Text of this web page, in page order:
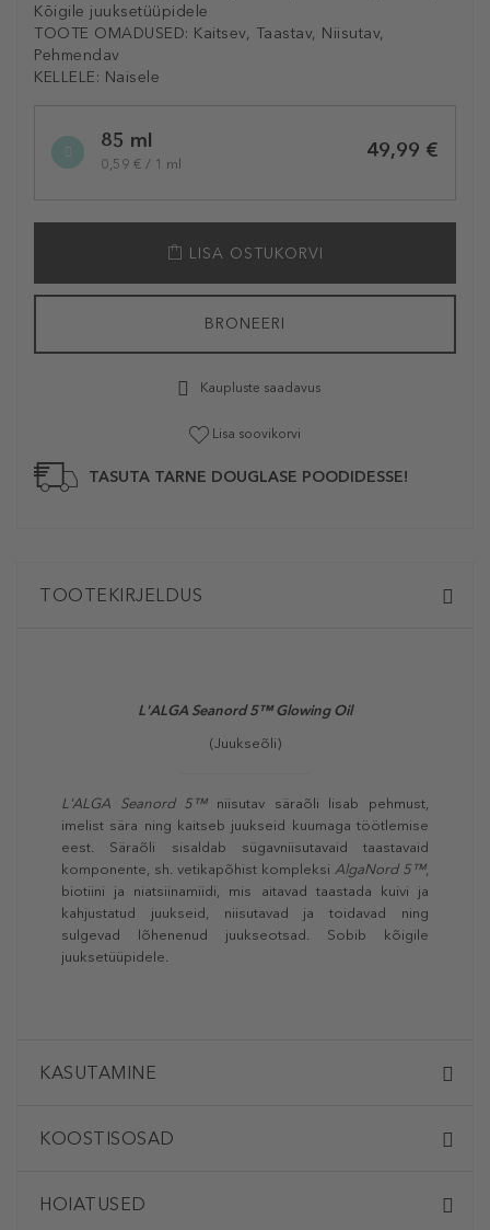
Kõigile juuksetüüpidele
TOOTE OMADUSED: Kaitsev, Taastav, Niisutav,
Pehmendav
KELLELE: Naisele
variation85 ml
0,59 € / 1 ml
49,99 €
LISA OSTUKORVI
BRONEERI
Kaupluste saadavus
Lisa soovikorvi
TASUTA TARNE DOUGLASE POODIDESSE!
TOOTEKIRJELDUS
L'ALGA Seanord 5™ Glowing Oil
(Juukseõli)
L'ALGA Seanord 5™niisutav säraõli lisab pehmust,
imelist sära ning kaitseb juukseid kuumaga töötlemise
eest. Säraõli sisaldab sügavniisutavaid taastavaid
komponente, sh. vetikapõhist kompleksi AlgaNord 5™,
biotiini ja niatsiinamiidi, mis aitavad taastada kuivi ja
kahjustatud juukseid, niisutavad ja toidavad ning
sulgevad lõhenenud juukseotsad. Sobib kõigile
juuksetüüpidele.
KASUTAMINE
KOOSTISOSAD
HOIATUSED